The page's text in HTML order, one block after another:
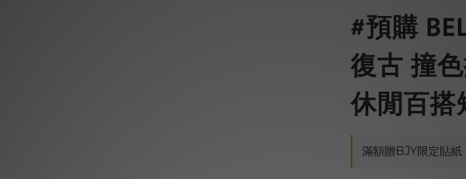
#預購
復古 撞
休閒百搭
滿額贈BJY限定貼